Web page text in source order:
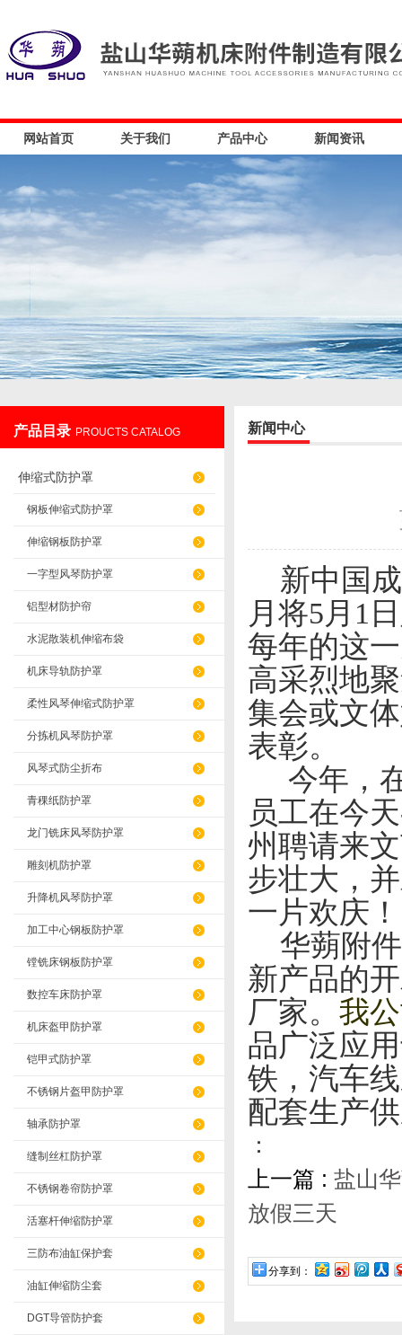
盐山华蒴机床附件制造有限公司
网站首页 关于我们 产品中心 新闻资讯
产品目录 PROUCTS CATALOG
伸缩式防护罩
钢板伸缩式防护罩
伸缩钢板防护罩
一字型风琴防护罩
铝型材防护帘
水泥散装机伸缩布袋
机床导轨防护罩
柔性风琴伸缩式防护罩
分拣机风琴防护罩
风琴式防尘折布
青稞纸防护罩
龙门铣床风琴防护罩
雕刻机防护罩
升降机风琴防护罩
加工中心钢板防护罩
镗铣床钢板防护罩
数控车床防护罩
机床盔甲防护罩
铠甲式防护罩
不锈钢片盔甲防护罩
轴承防护罩
缝制丝杠防护罩
不锈钢卷帘防护罩
活塞杆伸缩防护罩
三防布油缸保护套
油缸伸缩防尘套
DGT导管防护套
新闻中心
新中国成
月将5月1
每年的这
高采烈地
集会或文
表彰。
今年，
员工在今
州聘请来
步壮大，
一片欢庆！
华蒴附
新产品的
厂家。 我
品广泛应
铁，汽车
配套生产
：
上一篇 : 盐山
放假三天
分享到：